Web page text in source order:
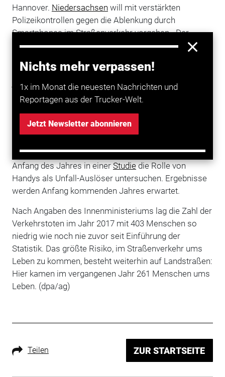
Nichts mehr verpassen!
1x im Monat die neuesten Nachrichten und
Reportagen aus der Trucker-Welt.
Jetzt Newsletter abonnieren
Hannover. Niedersachsen will mit verstärkten
Polizeikontrollen gegen die Ablenkung durch
Smartphones im Straßenverkehr vorgehen. „Der
Kontrolldruck wird erhöht, darauf sollte sich jeder
(SPD) am Mittwoch in Hannover bei der Vorlage der
jährlichen Unfallstatistik.
Nach Angaben von Pistorius gehen Fachleute davon
aus, dass mittlerweile etwa 10 bis 30 Prozent aller
Unfälle auf Ablenkung durch mobile Geräte
Niedersachsen lässt als erstes Bundesland seit
Anfang des Jahres in einerStudiedie Rolle von
Handys als Unfall-Auslöser untersuchen. Ergebnisse
werden Anfang kommenden Jahres erwartet.
Nach Angaben des Innenministeriums lag die Zahl der
Verkehrstoten im Jahr 2017 mit 403 Menschen so
niedrig wie noch nie zuvor seit Einführung der
Statistik. Das größte Risiko, im Straßenverkehr ums
Leben zu kommen, besteht weiterhin auf Landstraßen:
Hier kamen im vergangenen Jahr 261 Menschen ums
Leben. (dpa/ag)
Teilen ZUR STARTSEITE